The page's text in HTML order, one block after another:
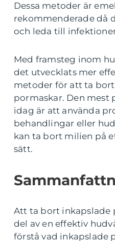
Dessa metoder är
rekommenderade då
och leda till
Med framsteg inom
det utvecklats mer
metoder för att ta
pormaskar. Den mest
idag är att använda
behandlingar eller
kan ta bort milien på
sätt.
Att ta bort inkapslade
del av en effektiv
förstå vad inkapslade